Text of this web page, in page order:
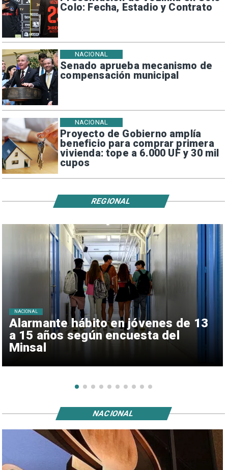
Colo: Fecha, Estadio y Contrato
Senado aprueba mecanismo de
compensación municipal
NACIONAL
Proyecto de Gobierno amplía
beneficio para comprar primera
vivienda: tope a 6.000 UF y 30 mil
cupos
NACIONAL
Alarmante hábito en jóvenes de 13
a 15 años según encuesta del
Minsal
NACIONAL
REGIONAL
NACIONAL